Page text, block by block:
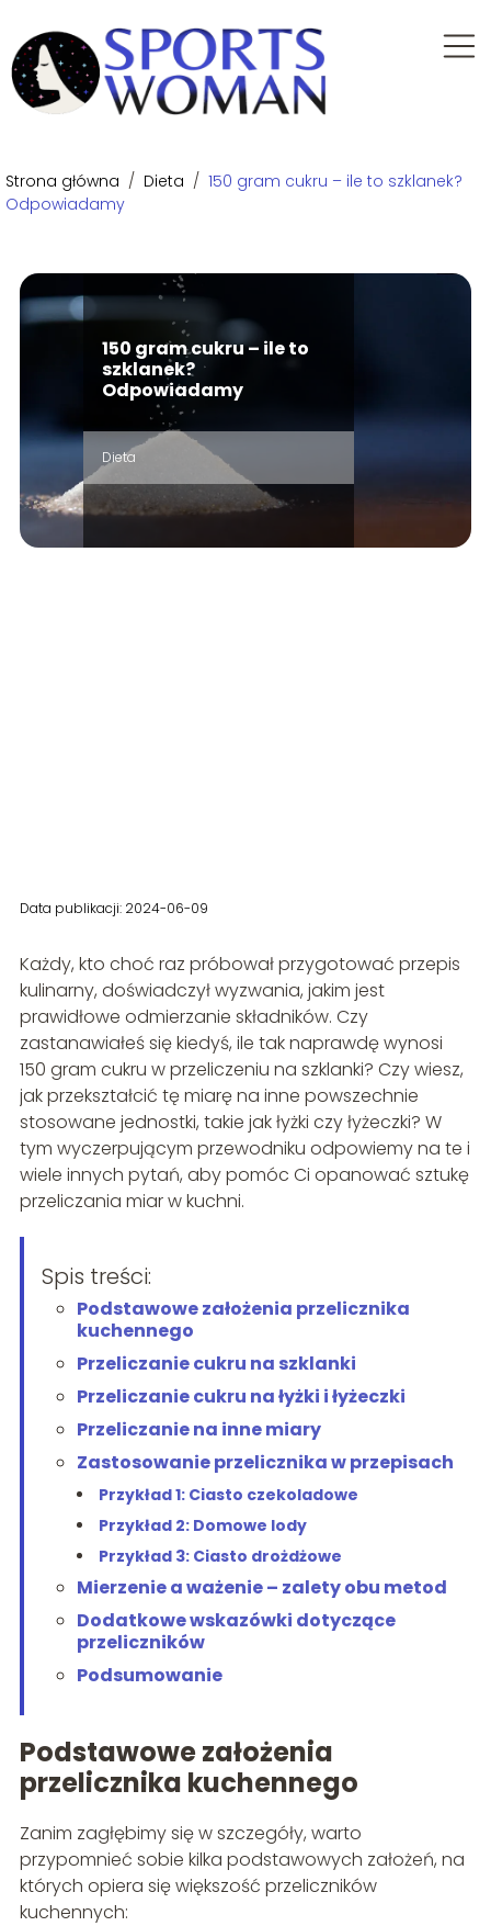
Strona główna / Dieta / 150 gram cukru – ile to szklanek?
Odpowiadamy
150 gram cukru – ile to
szklanek?
Odpowiadamy
Dieta
Data publikacji: 2024-06-09
Każdy, kto choć raz próbował przygotować przepis
kulinarny, doświadczył wyzwania, jakim jest
prawidłowe odmierzanie składników. Czy
zastanawiałeś się kiedyś, ile tak naprawdę wynosi
150 gram cukru w przeliczeniu na szklanki? Czy wiesz,
jak przekształcić tę miarę na inne powszechnie
stosowane jednostki, takie jak łyżki czy łyżeczki? W
tym wyczerpującym przewodniku odpowiemy na te i
wiele innych pytań, aby pomóc Ci opanować sztukę
przeliczania miar w kuchni.
Spis treści:
Podstawowe założenia przelicznika
kuchennego
Przeliczanie cukru na szklanki
Przeliczanie cukru na łyżki i łyżeczki
Przeliczanie na inne miary
Zastosowanie przelicznika w przepisach
Przykład 1: Ciasto czekoladowe
Przykład 2: Domowe lody
Przykład 3: Ciasto drożdżowe
Mierzenie a ważenie – zalety obu metod
Dodatkowe wskazówki dotyczące
przeliczników
Podsumowanie
Podstawowe założenia
przelicznika kuchennego
Zanim zagłębimy się w szczegóły, warto
przypomnieć sobie kilka podstawowych założeń, na
których opiera się większość przeliczników
kuchennych: